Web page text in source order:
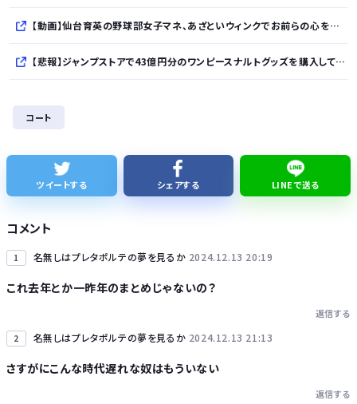
【動画】仙台育英の野球部女子マネ、あざといウィンクでお前らの心を鷲掴みｗｗｗｗｗ
【悲報】ジャンプストアで43億円分のワンピースナルトグッズを購入してキャンセルを繰り返していた32歳女逮捕
【速報】れいわ新選組、「いのちの党」に党名変更
コート
ツイートする シェアする LINEで送る
コメント
1 名無しはプレタポルテの夢を見るか 2024.12.13 20:19
これ去年とか一昨年のまとめじゃないの？
返信する
2 名無しはプレタポルテの夢を見るか 2024.12.13 21:13
さすがにこんな時代遅れな奴はもういない
返信する